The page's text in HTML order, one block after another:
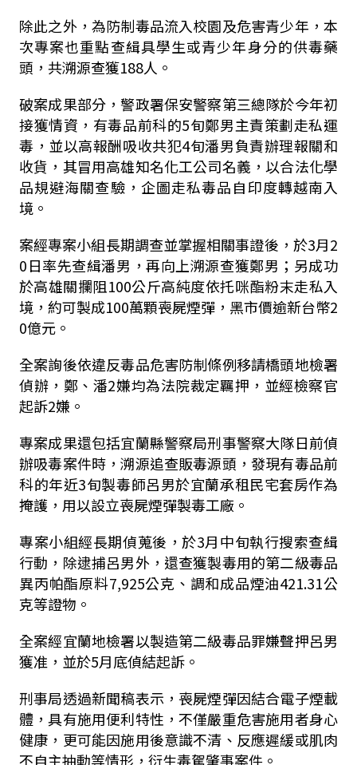
除此之外，為防制毒品流入校園及危害青少年，本
次專案也重點查緝具學生或青少年身分的供毒藥
頭，共溯源查獲188人。
破案成果部分，警政署保安警察第三總隊於今年初
接獲情資，有毒品前科的5旬鄭男主責策劃走私運
毒，並以高報酬吸收共犯4旬潘男負責辦理報關和
收貨，其冒用高雄知名化工公司名義，以合法化學
品規避海關查驗，企圖走私毒品自印度轉越南入
境。
案經專案小組長期調查並掌握相關事證後，於3月2
0日率先查緝潘男，再向上溯源查獲鄭男；另成功
於高雄關攔阻100公斤高純度依托咪酯粉末走私入
境，約可製成100萬顆喪屍煙彈，黑市價逾新台幣2
0億元。
全案詢後依違反毒品危害防制條例移請橋頭地檢署
偵辦，鄭、潘2嫌均為法院裁定羈押，並經檢察官
起訴2嫌。
專案成果還包括宜蘭縣警察局刑事警察大隊日前偵
辦吸毒案件時，溯源追查販毒源頭，發現有毒品前
科的年近3旬製毒師呂男於宜蘭承租民宅套房作為
掩護，用以設立喪屍煙彈製毒工廠。
專案小組經長期偵蒐後，於3月中旬執行搜索查緝
行動，除逮捕呂男外，還查獲製毒用的第二級毒品
異丙帕酯原料7,925公克、調和成品煙油421.31公
克等證物。
全案經宜蘭地檢署以製造第二級毒品罪嫌聲押呂男
獲准，並於5月底偵結起訴。
刑事局透過新聞稿表示，喪屍煙彈因結合電子煙載
體，具有施用便利特性，不僅嚴重危害施用者身心
健康，更可能因施用後意識不清、反應遲緩或肌肉
不自主抽動等情形，衍生毒駕肇事案件。